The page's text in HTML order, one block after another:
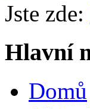
Jste zde:
Hlavní
Domů